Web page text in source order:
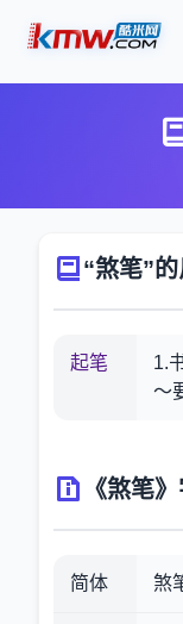
“煞笔”
起笔
1.
～
《煞笔
简体 煞